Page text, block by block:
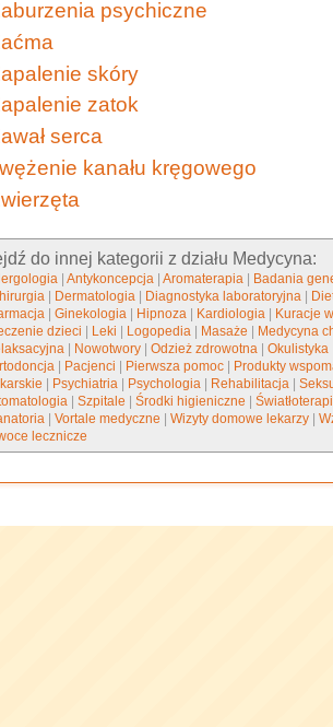
psychiczne
skóry
zatok
serca
kanału kręgowego
do innej kategorii z działu Medycyna:
|Antykoncepcja |Aromaterapia | Badania
| Dermatologia | Diagnostyka laboratoryjna |
|Ginekologia | Hipnoza | Kardiologia | Kuracje
dzieci | Leki | Logopedia | Masaże | Medycyna
| Nowotwory |Odzież zdrowotna |Okulistyka
| Pacjenci | Pierwsza pomoc | Produkty
| Psychiatria | Psychologia | Rehabilitacja |
|Szpitale |Środki higieniczne |
|Vortale medyczne |Wizyty domowe lekarzy |
lecznicze